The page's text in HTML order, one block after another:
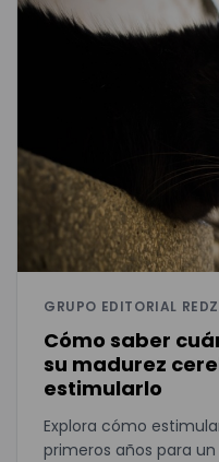
GRUPO EDITORIAL
Cómo saber
su madurez
estimularlo
Explora cómo
primeros años para